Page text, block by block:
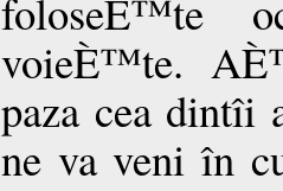
foloseÈ™te
voieÈ™te.
paza cea dintîi
ne va veni în